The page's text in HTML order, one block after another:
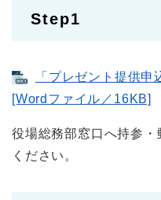
Step1
「プレゼント提供
[Wordファイル／16KB]
役場総務部窓口へ持参
ください。